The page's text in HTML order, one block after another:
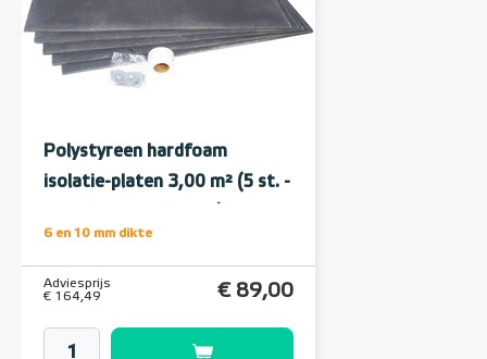
Polystyreen hardfoam
isolatie-platen 3,00 m² (5 st. -
6 en 10 mm dikte
Adviesprijs
€ 164,49
€ 89,00